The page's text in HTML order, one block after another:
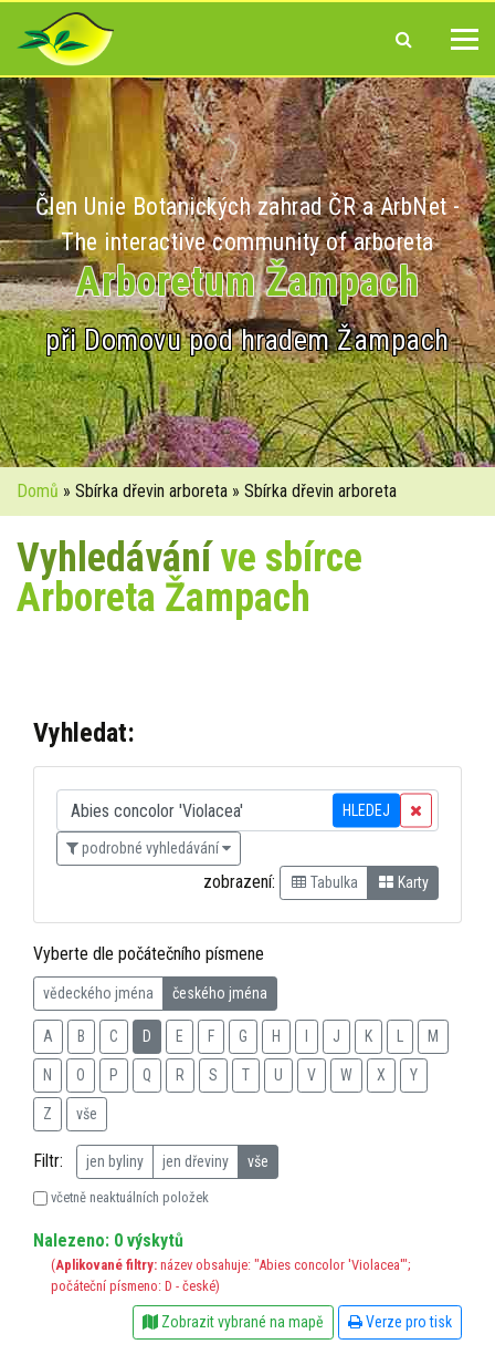
Člen Unie Botanických zahrad ČR a ArbNet -
The interactive community of arboreta
Arboretum Žampach
při Domovu pod hradem Žampach
Domů » Sbírka dřevin arboreta » Sbírka dřevin arboreta
Vyhledáváníve sbírce
Arboreta Žampach
Vyhledat:
HLEDEJ
podrobné vyhledávání
zobrazení: Tabulka Karty
Vyberte dle počátečního písmene
vědeckého jména českého jména
A B C D E F G H J K M
N O P Q R S T U V W X Y
Z vše
Filtr: jen byliny jen dřeviny vše
včetně neaktuálních položek
Nalezeno: 0 výskytů
(Aplikované filtry: název obsahuje: "Abies concolor 'Violacea'";
počáteční písmeno: D - české)
Zobrazit vybrané na mapě Verze pro tisk